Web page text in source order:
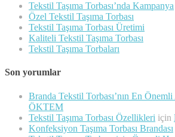
Tekstil Taşıma Torbası’nda Kampanya
Özel Tekstil Taşıma Torbası
Tekstil Taşıma Torbası Üretimi
Kaliteli Tekstil Taşıma Torbası
Tekstil Taşıma Torbaları
Son yorumlar
Branda Tekstil Torbası’nın En Önemli
ÖKTEM
Tekstil Taşıma Torbası Özellikleri için
Konfeksiyon Taşıma Torbası Brandası